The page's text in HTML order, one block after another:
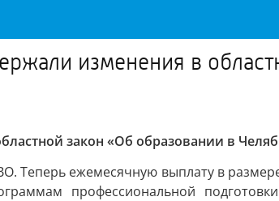
изменения в
закон «Об образовании в
ежемесячную выплату в
профессиональной подготовки